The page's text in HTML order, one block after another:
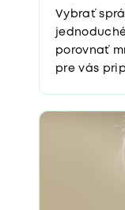
Vybrať
porovnať
pre vás